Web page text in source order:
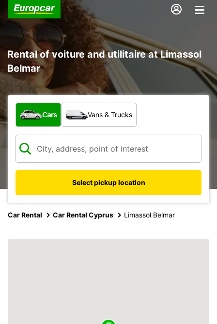
Rental of voiture and utilitaire at Limassol
Belmar
What type of vehicle?
Cars Vans & Trucks
Select pickup location
Car Rental Car Rental Cyprus Limassol Belmar